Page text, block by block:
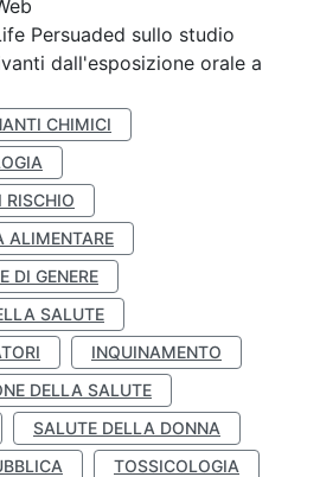
Persuaded sullo studio
dall'esposizione orale a
CHIMICI
RISCHIO
ALIMENTARE
DI GENERE
SALUTE
INQUINAMENTO
DELLA SALUTE
SALUTE DELLA DONNA
TOSSICOLOGIA